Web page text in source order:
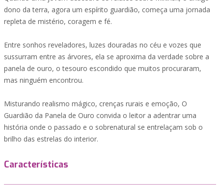
dono da terra, agora um espírito guardião, começa uma jornada
repleta de mistério, coragem e fé.
Entre sonhos reveladores, luzes douradas no céu e vozes que
sussurram entre as árvores, ela se aproxima da verdade sobre a
panela de ouro, o tesouro escondido que muitos procuraram,
mas ninguém encontrou.
Misturando realismo mágico, crenças rurais e emoção, O
Guardião da Panela de Ouro convida o leitor a adentrar uma
história onde o passado e o sobrenatural se entrelaçam sob o
brilho das estrelas do interior.
Características